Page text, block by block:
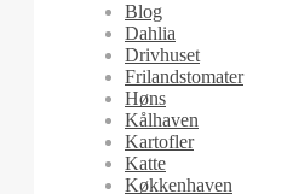
Blog
Dahlia
Drivhuset
Frilandstomater
Høns
Kålhaven
Kartofler
Katte
Køkkenhaven